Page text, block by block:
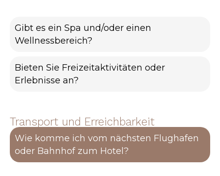
Gibt es ein Spa und/oder einen
Wellnessbereich?
Bieten Sie Freizeitaktivitäten oder
Erlebnisse an?
Transport und Erreichbarkeit
Wie komme ich vom nächsten Flughafen
oder Bahnhof zum Hotel?